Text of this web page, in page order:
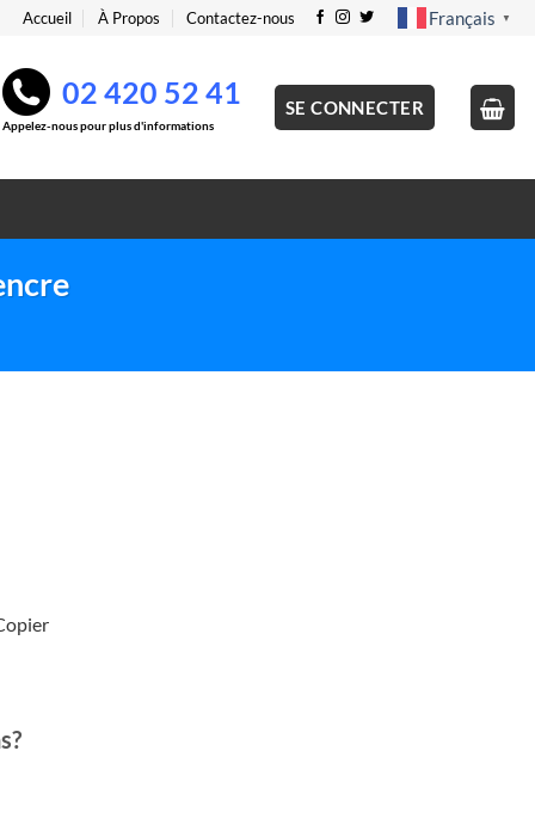
Accueil À Propos Contactez-nous Français ▼
02 420 52 41
Appelez-nous pour plus d'informations
SE CONNECTER